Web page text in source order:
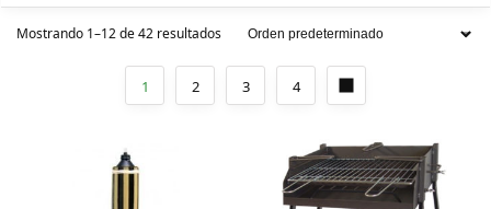
Mostrando 1–12 de 42 resultados
1 2 3 4